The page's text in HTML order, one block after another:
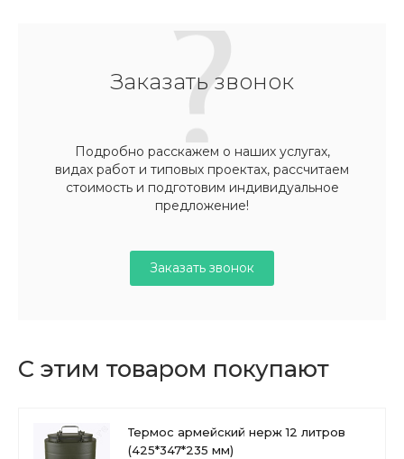
Заказать звонок
Подробно расскажем о наших услугах,
видах работ и типовых проектах, рассчитаем
стоимость и подготовим индивидуальное
предложение!
Заказать звонок
С этим товаром покупают
Термос армейский нерж 12 литров
(425*347*235 мм)